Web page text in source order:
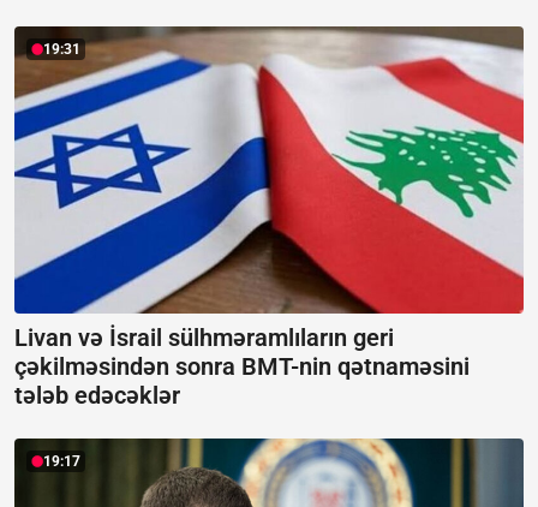
19:31
Livan və İsrail sülhməramlıların geri
çəkilməsindən sonra BMT-nin qətnaməsini
tələb edəcəklər
19:17